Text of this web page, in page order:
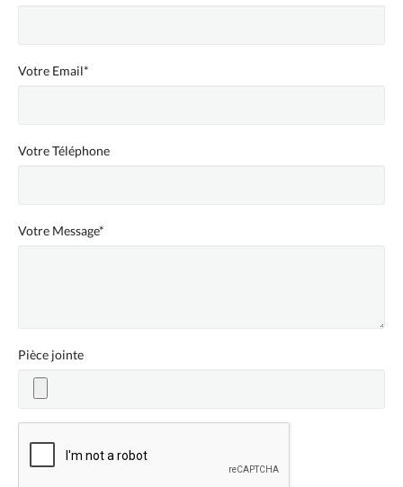
Votre Email*
Votre Téléphone
Votre Message*
Pièce jointe